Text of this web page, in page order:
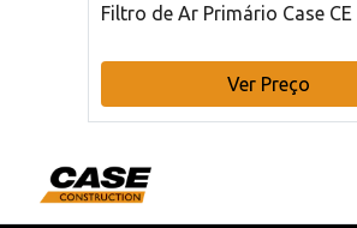
Filtro de Ar Primário Case CE
Ver Preço